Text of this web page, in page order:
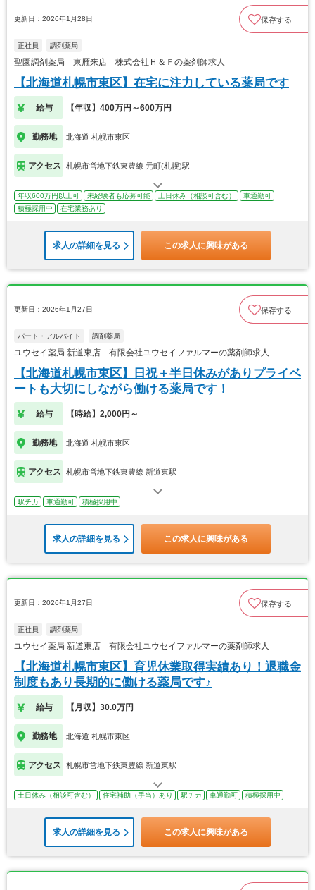
更新日：2026年1月28日 保存する
正社員 調剤薬局
聖園調剤薬局 東雁来店 株式会社Ｈ＆Ｆの薬剤師求人
【北海道札幌市東区】在宅に注力している薬局です
給与 【年収】400万円～600万円
勤務地 北海道 札幌市東区
アクセス 札幌市営地下鉄東豊線 元町(札幌)駅
年収600万円以上可 未経験者も応募可能 土日休み（相談可含む）
車通勤可
積極採用中
在宅業務あり
求人の詳細を見る この求人に興味がある
更新日：2026年1月27日 保存する
パート・アルバイト 調剤薬局
ユウセイ薬局 新道東店 有限会社ユウセイファルマーの薬剤師求人
【北海道札幌市東区】日祝＋半日休みがありプライベ
ートも大切にしながら働ける薬局です！
給与 【時給】2,000円～
勤務地 北海道 札幌市東区
アクセス 札幌市営地下鉄東豊線 新道東駅
駅チカ 車通勤可 積極採用中
求人の詳細を見る この求人に興味がある
更新日：2026年1月27日 保存する
正社員 調剤薬局
ユウセイ薬局 新道東店 有限会社ユウセイファルマーの薬剤師求人
【北海道札幌市東区】育児休業取得実績あり！退職金
制度もあり長期的に働ける薬局です♪
給与 【月収】30.0万円
勤務地 北海道 札幌市東区
アクセス 札幌市営地下鉄東豊線 新道東駅
土日休み（相談可含む） 住宅補助（手当）あり 駅チカ 車通勤可 積極採用中
求人の詳細を見る この求人に興味がある